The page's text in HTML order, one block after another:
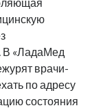
В «ЛадаМед
врачи-
по адресу
состояния